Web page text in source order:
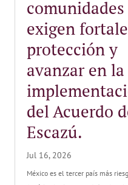
comunidades
exigen
protección y
avanzar en la
del Acuerdo
Escazú.
Jul 16, 2026
México es el tercer país más